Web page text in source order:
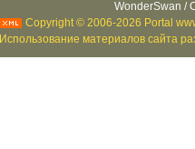
WonderSwan /
Copyright © 2006-2026 Portal
Использование материалов сайта